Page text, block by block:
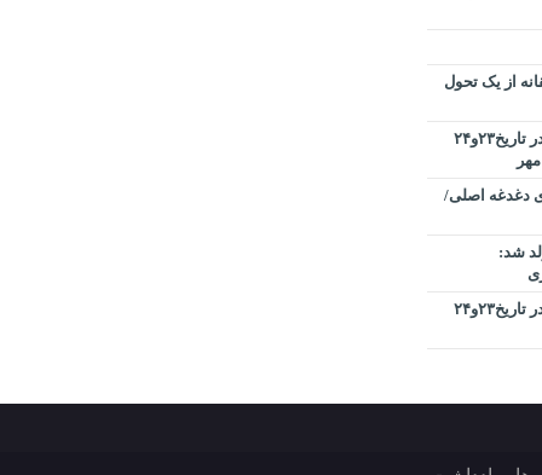
از یک تحول
کنفرانس بین المللی کیفیت در دبی در تاریخ۲۳و۲۴
دغدغه اصلی/
شد:
کنفرانس بین المللی کیفیت در دبی در تاریخ۲۳و۲۴